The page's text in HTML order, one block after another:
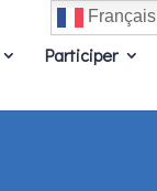
Participer
Français